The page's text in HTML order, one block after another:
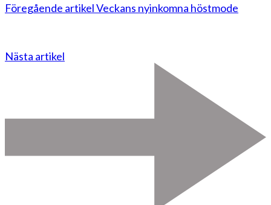
Föregående artikelVeckans nyinkomna höstmode
Nästa artikel